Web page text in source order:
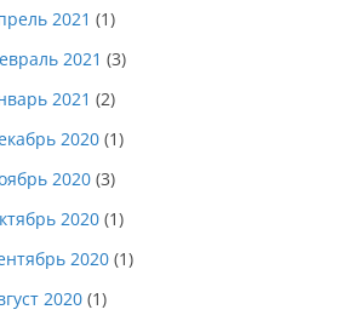
2021 (1)
2021 (3)
2021 (2)
2020 (1)
2020 (3)
2020 (1)
2020 (1)
2020 (1)